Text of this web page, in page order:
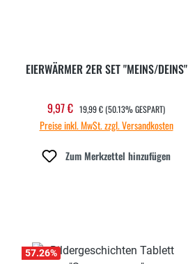
EIERWÄRMER 2ER SET "MEINS/DEINS"
Verkaufspreis:
9,97 € REGULÄRER PREIS:
19,99 €(50.13% GESPART)
Preise inkl. MwSt. zzgl. Versandkosten
Zum Merkzettel hinzufügen
57.26%